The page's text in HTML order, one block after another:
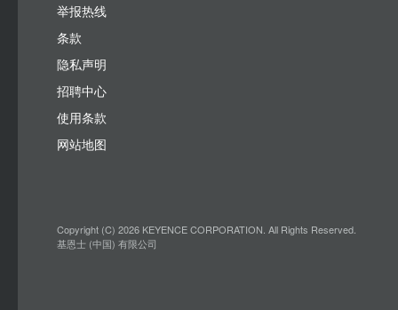
举报热线
条款
隐私声明
招聘中心
使用条款
网站地图
Copyright (C) 2026 KEYENCE CORPORATION. All Rights Reserved.
基恩士 (中国) 有限公司